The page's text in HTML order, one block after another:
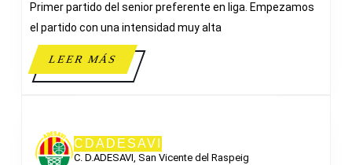
SENIOR
FEMENINO
B
Primer partido del senior preferente en liga. Empezamos
el partido con una intensidad muy alta
LEER MÁSLEER
MÁS
CDADESAVI
C. D.ADESAVI, San Vicente del Raspeig